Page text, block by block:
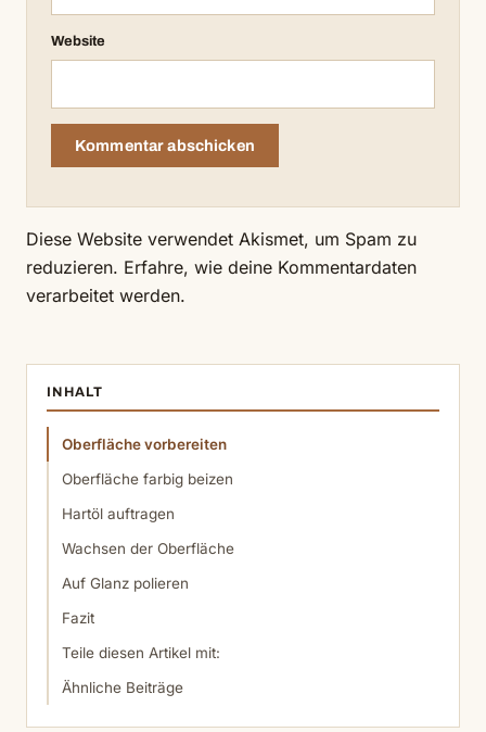
Website
Diese Website verwendet Akismet, um Spam zu
reduzieren. Erfahre, wie deine Kommentardaten
verarbeitet werden.
INHALT
Oberfläche vorbereiten
Oberfläche farbig beizen
Hartöl auftragen
Wachsen der Oberfläche
Auf Glanz polieren
Fazit
Teile diesen Artikel mit:
Ähnliche Beiträge